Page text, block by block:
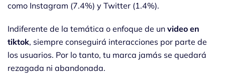
como Instagram (7.4%) y Twitter (1.4%).
Indiferente de la temática o enfoque de un video en
tiktok, siempre conseguirá interacciones por parte de
los usuarios. Por lo tanto, tu marca jamás se quedará
rezagada ni abandonada.